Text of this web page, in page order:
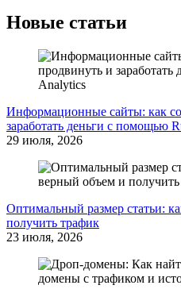
Новые статьи
Информационные сайты: как
заработать деньги с помощью
29 июля, 2026
Оптимальный размер статьи:
получить трафик
23 июля, 2026